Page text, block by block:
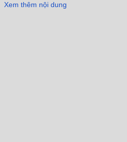
Xem thêm nội dung